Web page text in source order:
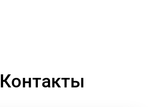
Контакты